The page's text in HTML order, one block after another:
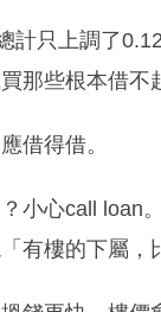
計只上調了
那些根本借不
借得借。
小心call loan
有樓的下屬，